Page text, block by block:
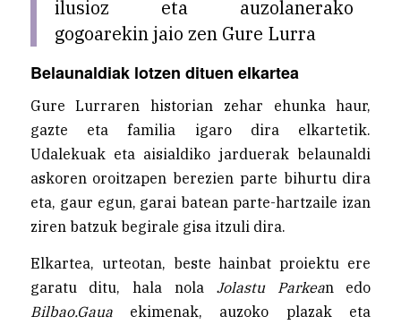
ilusioz eta auzolanerako
gogoarekin jaio zen Gure Lurra
Belaunaldiak lotzen dituen elkartea
Gure Lurraren historian zehar ehunka haur,
gazte eta familia igaro dira elkartetik.
Udalekuak eta aisialdiko jarduerak belaunaldi
askoren oroitzapen berezien parte bihurtu dira
eta, gaur egun, garai batean parte-hartzaile izan
ziren batzuk begirale gisa itzuli dira.
Elkartea, urteotan, beste hainbat proiektu ere
garatu ditu, hala nola Jolastu Parkean edo
Bilbao.Gauaekimenak, auzoko plazak eta